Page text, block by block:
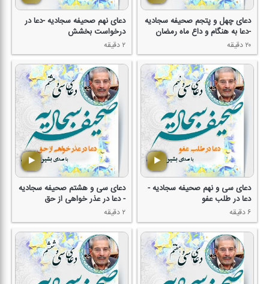
دعای چهل و پتجم صحیفه سجادیه
-دعا به هنگام و داع ماه رمضان
۲۰ دقیقه
دعای نهم صحیفه سجادیه -دعا در
درخواست بخشش
۲ دقیقه
دعای سی و نهم صحیفه سجادیه -
دعا در طلب عفو
۶ دقیقه
دعای سی و هشتم صحیفه سجادیه
- دعا در عذر خواهی از حق
۲ دقیقه